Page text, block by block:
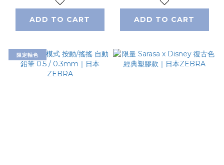
ADD TO CART ADD TO CART
限定軸色